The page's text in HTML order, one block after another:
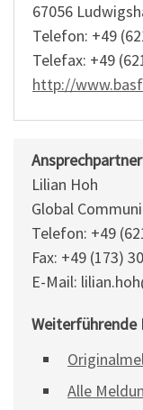
67056
Telefon: +49
Telefax: +49
http://
Lilian Hoh
Global
Telefon: +49
Fax: +49 (173)
E-Mail:
Weiterführende
Alle